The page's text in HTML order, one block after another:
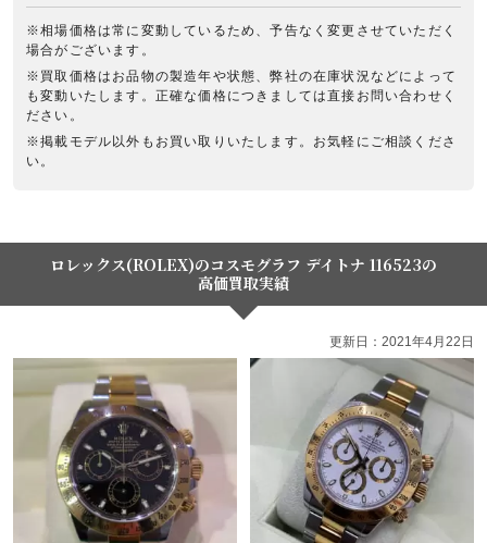
※相場価格は常に変動しているため、予告なく変更させていただく
場合がございます。
※買取価格はお品物の製造年や状態、弊社の在庫状況などによって
も変動いたします。正確な価格につきましては直接お問い合わせく
ださい。
※掲載モデル以外もお買い取りいたします。お気軽にご相談くださ
い。
ロレックス(ROLEX)のコスモグラフ デイトナ 116523の
高価買取実績
更新日：2021年4月22日